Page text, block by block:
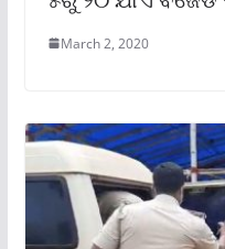
March 2, 2020